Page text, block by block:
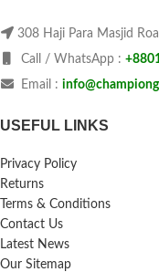
308 Haji Para Masjid
Call / WhatsApp :
Email :
USEFUL LINKS
Privacy Policy
Returns
Terms & Conditions
Contact Us
Latest News
Our Sitemap